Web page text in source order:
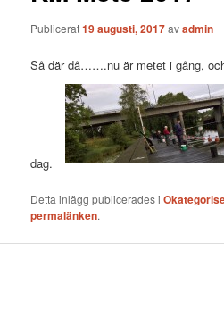
Publicerat19 augusti, 2017avadmin
Så där då…….nu är metet i gång,
dag.
Detta inlägg publicerades i
permalänken.